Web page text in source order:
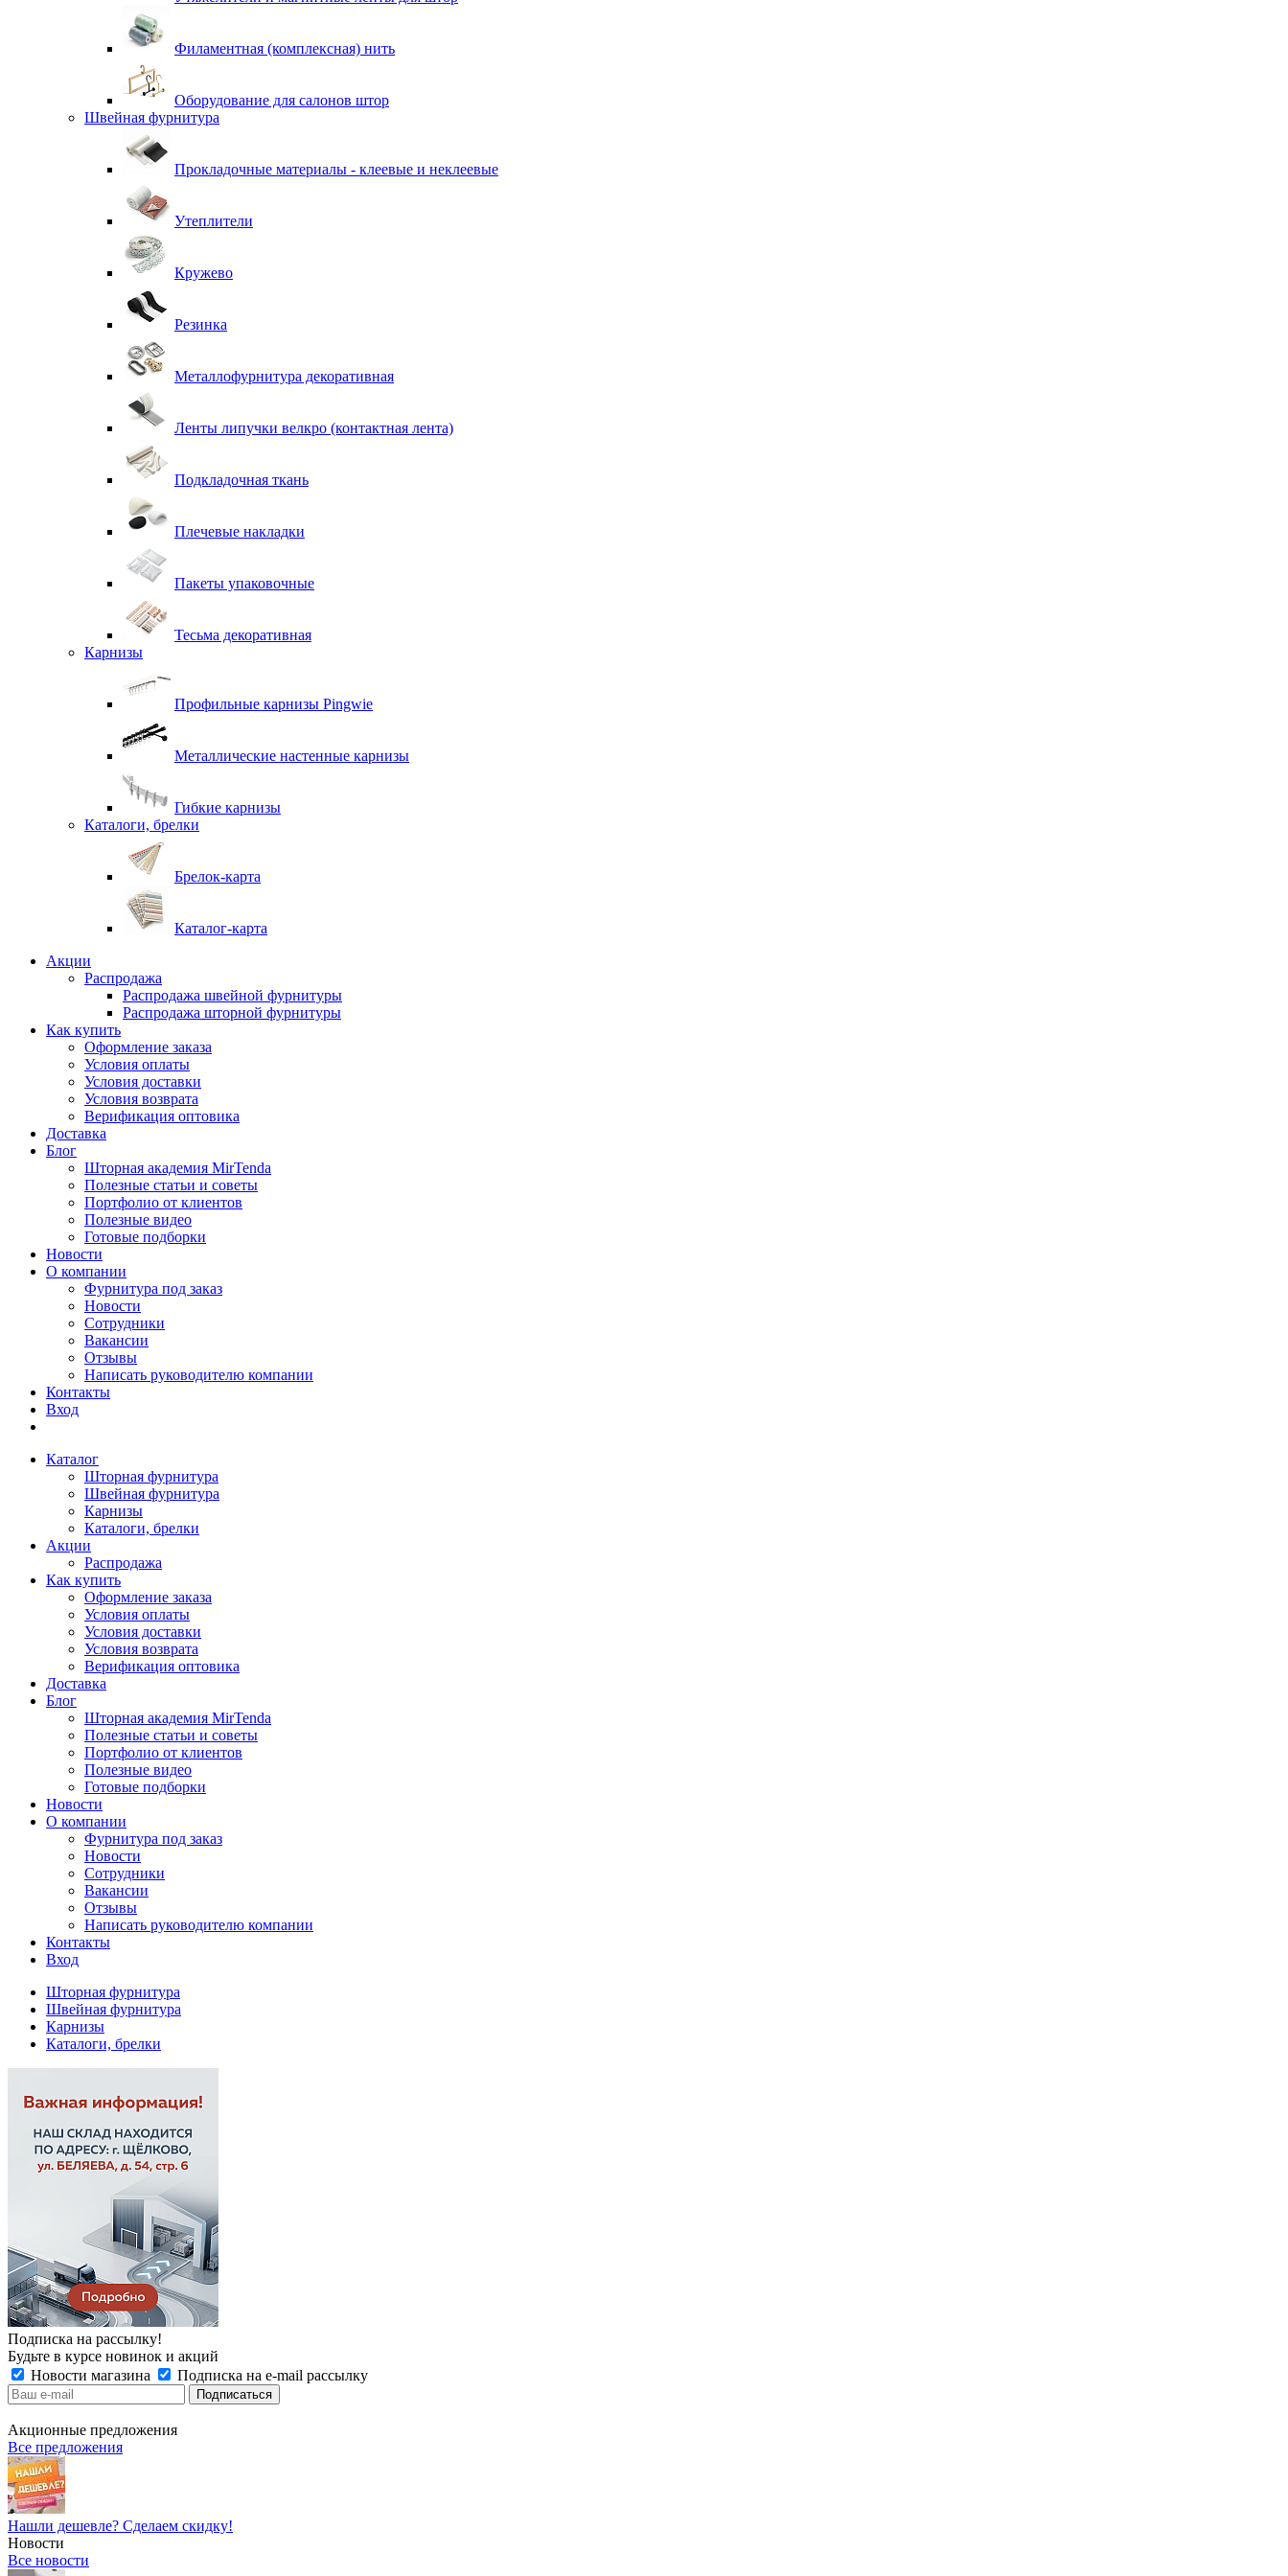
Филаментная (комплексная) нить
Оборудование для салонов штор
Швейная фурнитура
Прокладочные материалы - клеевые и неклеевые
Утеплители
Кружево
Резинка
Металлофурнитура декоративная
Ленты липучки велкро (контактная лента)
Подкладочная ткань
Плечевые накладки
Пакеты упаковочные
Тесьма декоративная
Карнизы
Профильные карнизы Pingwie
Металлические настенные карнизы
Гибкие карнизы
Каталоги, брелки
Брелок-карта
Каталог-карта
Акции
Распродажа
Распродажа швейной фурнитуры
Распродажа шторной фурнитуры
Как купить
Оформление заказа
Условия оплаты
Условия доставки
Условия возврата
Верификация оптовика
Доставка
Блог
Шторная академия MirTenda
Полезные статьи и советы
Портфолио от клиентов
Полезные видео
Готовые подборки
Новости
О компании
Фурнитура под заказ
Новости
Сотрудники
Вакансии
Отзывы
Написать руководителю компании
Контакты
Вход
Каталог
Шторная фурнитура
Швейная фурнитура
Карнизы
Каталоги, брелки
Акции
Распродажа
Как купить
Оформление заказа
Условия оплаты
Условия доставки
Условия возврата
Верификация оптовика
Доставка
Блог
Шторная академия MirTenda
Полезные статьи и советы
Портфолио от клиентов
Полезные видео
Готовые подборки
Новости
О компании
Фурнитура под заказ
Новости
Сотрудники
Вакансии
Отзывы
Написать руководителю компании
Контакты
Вход
Шторная фурнитура
Швейная фурнитура
Карнизы
Каталоги, брелки
Подписка на рассылку!
Будьте в курсе новинок и акций
Новости магазина
Подписка на e-mail рассылку
Акционные предложения
Все предложения
Нашли дешевле? Сделаем скидку!
Новости
Все новости